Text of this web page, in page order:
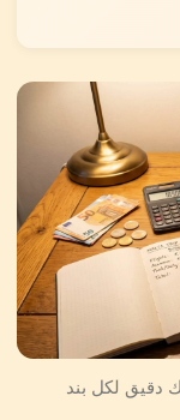
دقيق لكل بند